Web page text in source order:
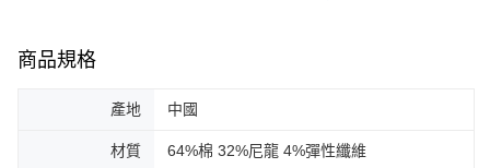
商品規格
產地 中國
材質 64%棉 32%尼龍 4%彈性纖維